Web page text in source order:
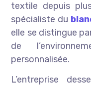
textile depuis
spécialiste du
elle se distingue
de
personnalisée.
L’entreprise